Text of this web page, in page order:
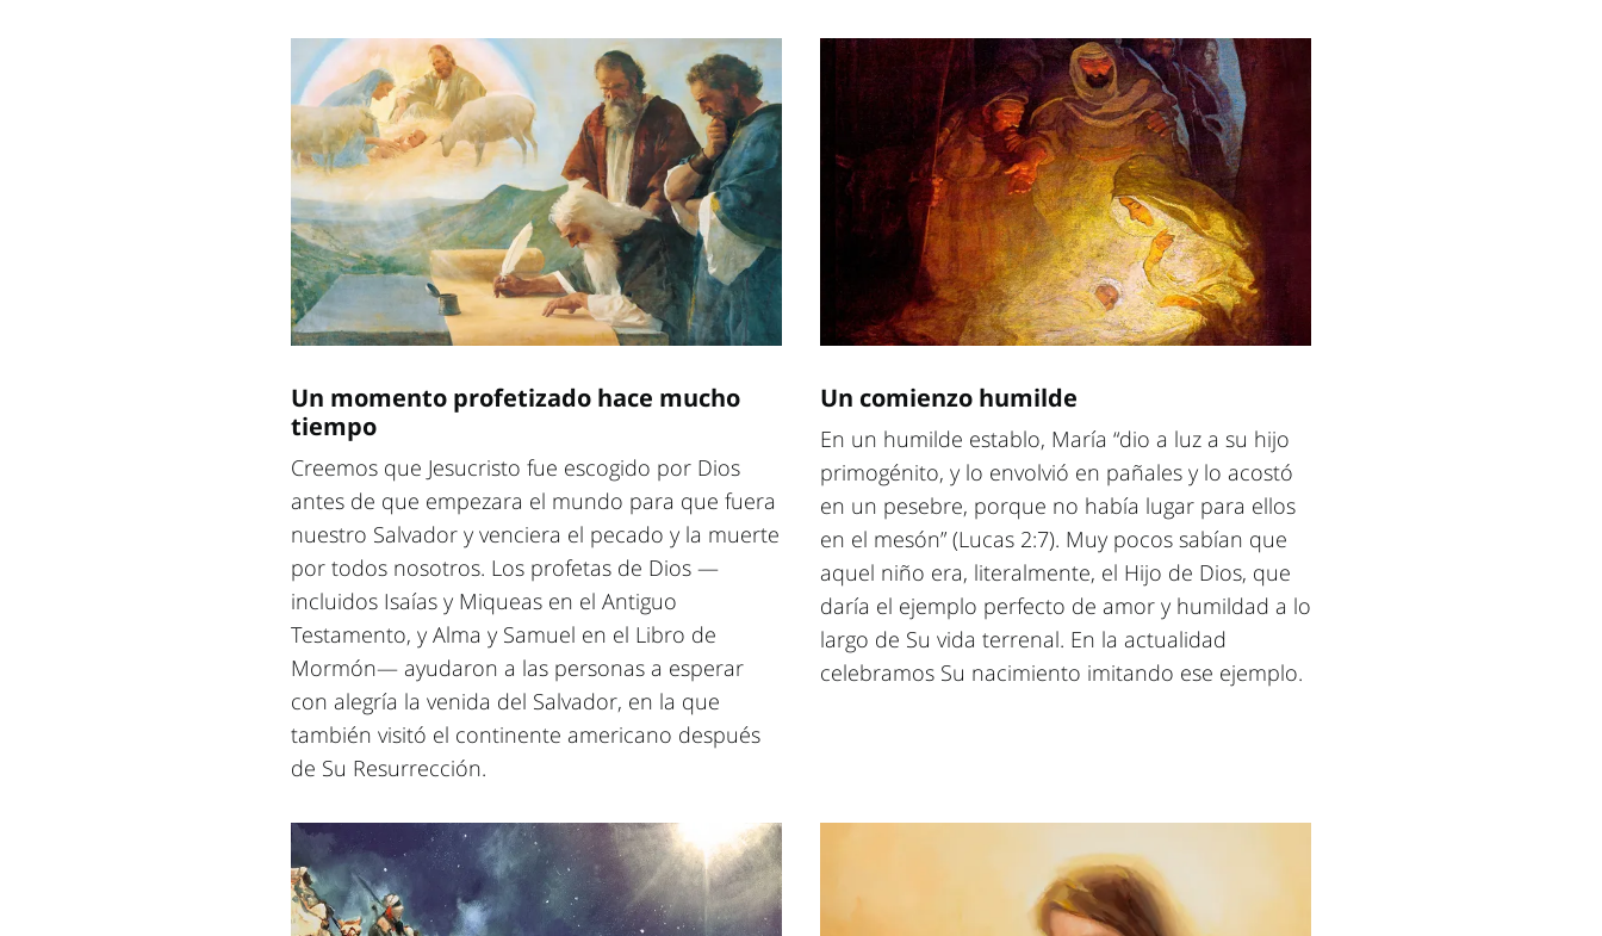
Un momento profetizado hace mucho
tiempo
Creemos que Jesucristo fue escogido por Dios
antes de que empezara el mundo para que fuera
nuestro Salvador y venciera el pecado y la muerte
por todos nosotros. Los profetas de Dios —
incluidos Isaías y Miqueas en el Antiguo
Testamento, y Alma y Samuel en el Libro de
Mormón— ayudaron a las personas a esperar
con alegría la venida del Salvador, en la que
también visitó el continente americano después
de Su Resurrección.
Un comienzo humilde
En un humilde establo, María “dio a luz a su hijo
primogénito, y lo envolvió en pañales y lo acostó
en un pesebre, porque no había lugar para ellos
en el mesón” (Lucas 2:7). Muy pocos sabían que
aquel niño era, literalmente, el Hijo de Dios, que
daría el ejemplo perfecto de amor y humildad a lo
largo de Su vida terrenal. En la actualidad
celebramos Su nacimiento imitando ese ejemplo.